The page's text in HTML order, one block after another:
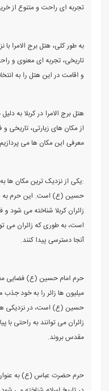
تجربه‌ ای راحت و متنوع از
به ‌طور کلی، هتل برج الامرا با
تاریخی، تجربه ‌ای معنوی و
و اقامت در این هتل را به
هتل برج الامرا در کربلا به
از مکان ‌های زیارتی، تاریخی
معرفی این مکان ‌ها می ‌پردازیم
:یکی از نزدیک ‌ترین مکان ‌ها
حسین (ع) است. این حرم به
زائران کربلا شناخته می‌ شود و
است، به طوری که زائران می
آنجا دسترسی پیدا کنند.
حرم امام حسین (ع) فضایی
میلیون‌ ها زائر را به خود جذب
حسین (ع) است، در نزدیکی
زائران می ‌توانند به راحتی با
مقدس بروند.
حرم حضرت عباس (ع) به